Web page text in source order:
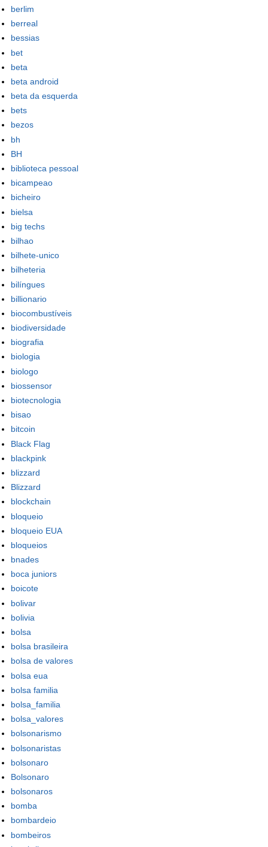
berlim
berreal
bessias
bet
beta
beta android
beta da esquerda
bets
bezos
bh
BH
biblioteca pessoal
bicampeao
bicheiro
bielsa
big techs
bilhao
bilhete-unico
bilheteria
bilíngues
billionario
biocombustíveis
biodiversidade
biografia
biologia
biologo
biossensor
biotecnologia
bisao
bitcoin
Black Flag
blackpink
blizzard
Blizzard
blockchain
bloqueio
bloqueio EUA
bloqueios
bnades
boca juniors
boicote
bolivar
bolivia
bolsa
bolsa brasileira
bolsa de valores
bolsa eua
bolsa familia
bolsa_familia
bolsa_valores
bolsonarismo
bolsonaristas
bolsonaro
Bolsonaro
bolsonaros
bomba
bombardeio
bombeiros